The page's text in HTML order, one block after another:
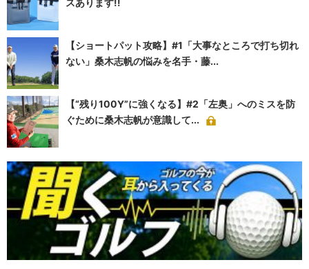
スあります!!
【ショートパット攻略】#1「大事なところで打ち切れ
ない」桑木志帆の悩みを名手・藤...
【“残り100Y”に強くなる】#2「左奥」へのミスを防
ぐために桑木志帆が意識して...